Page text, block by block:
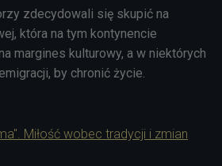
zdecydowali się skupić na
która na tym kontynencie
margines kulturowy, a w niektórych
by chronić życie.
Miłość wobec tradycji i zmian